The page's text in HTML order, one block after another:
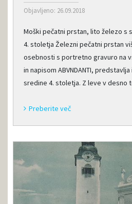
Objavljeno: 26.09.2018
Moški pečatni prstan, lito železo s
4. stoletja Železni pečatni prstan
osebnosti s portretno gravuro na
in napisom ABVNDANTI,
sredine 4. stoletja. Z leve v desno
Preberite več